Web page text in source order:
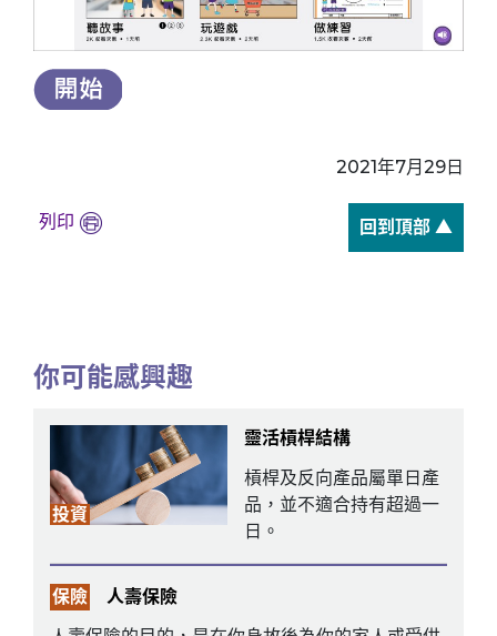
2021年7月29日
列印 回到頂部 ▲
你可能感興趣
投資
靈活槓桿結構
槓桿及反向產品屬單日產
品，並不適合持有超過一
日。
保險
人壽保險